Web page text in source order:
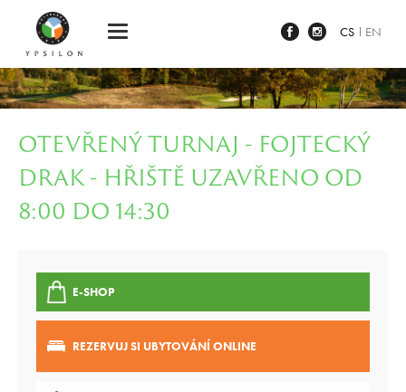
CS EN
OTEVŘENÝ TURNAJ - FOJTECKÝ
DRAK - HŘIŠTĚ UZAVŘENO OD
8:00 DO 14:30
E-SHOP
REZERVUJ SI UBYTOVÁNÍ ONLINE